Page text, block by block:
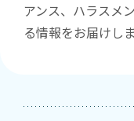
アンス、ハラスメ
る情報をお届けしま